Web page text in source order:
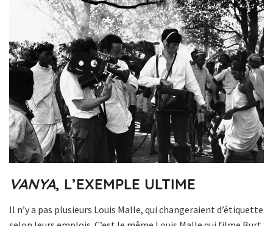
VANYA, L’EXEMPLE ULTIME
Il n’y a pas plusieurs Louis Malle, qui changeraient d’étiquette